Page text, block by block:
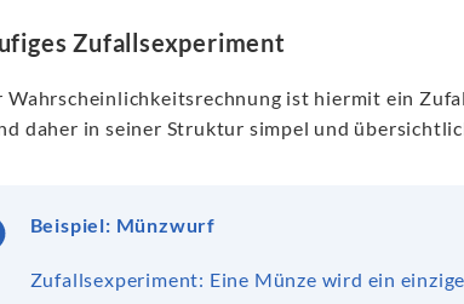
Zufallsexperiment
Wahrscheinlichkeitsrechnung ist hiermit ein
daher in seiner Struktur simpel und
Beispiel: Münzwurf
Zufallsexperiment: Eine Münze wird ein